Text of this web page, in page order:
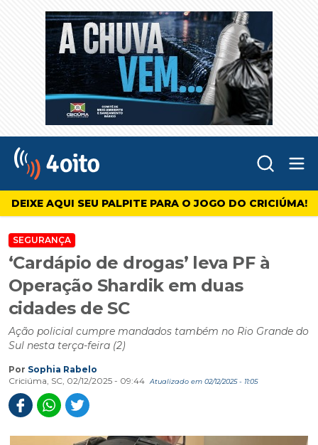
4oito
DEIXE AQUI SEU PALPITE PARA O JOGO DO CRICIÚMA!
SEGURANÇA
‘Cardápio de drogas’ leva PF à
Operação Shardik em duas
cidades de SC
Ação policial cumpre mandados também no Rio Grande do
Sul nesta terça-feira (2)
Por Sophia Rabelo
Criciúma, SC, 02/12/2025 - 09:44
Atualizado em 02/12/2025 - 11:05